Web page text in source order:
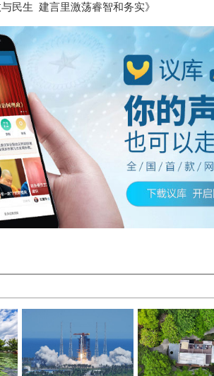
民生 建言里激荡睿智和务实》